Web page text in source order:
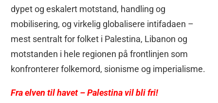
dypet og eskalert motstand, handling og
mobilisering, og virkelig globalisere intifadaen –
mest sentralt for folket i Palestina, Libanon og
motstanden i hele regionen på frontlinjen som
konfronterer folkemord, sionisme og imperialisme.
Fra elven til havet – Palestina vil bli fri!